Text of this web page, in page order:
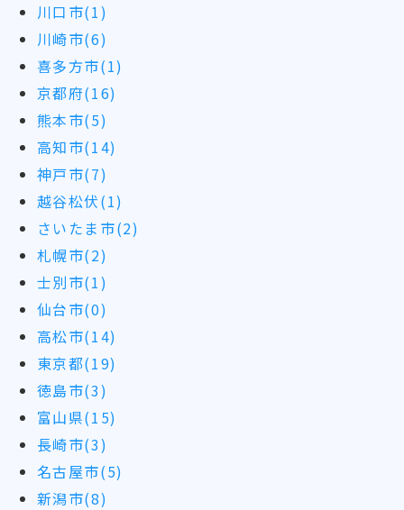
川口市(1)
川崎市(6)
喜多方市(1)
京都府(16)
熊本市(5)
高知市(14)
神戸市(7)
越谷松伏(1)
さいたま市(2)
札幌市(2)
士別市(1)
仙台市(0)
高松市(14)
東京都(19)
徳島市(3)
富山県(15)
長崎市(3)
名古屋市(5)
新潟市(8)